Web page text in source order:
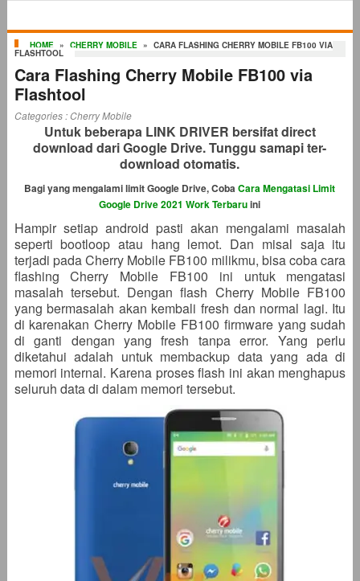
HOME » CHERRY MOBILE » CARA FLASHING CHERRY MOBILE FB100 VIA
FLASHTOOL
Cara Flashing Cherry Mobile FB100 via
Flashtool
Categories : Cherry Mobile
Untuk beberapa LINK DRIVER bersifat direct
download dari Google Drive. Tunggu samapi ter-
download otomatis.
Bagi yang mengalami limit Google Drive, CobaCara Mengatasi Limit
Google Drive 2021 Work Terbaruini
Hampir setiap android pasti akan mengalami masalah
seperti bootloop atau hang lemot. Dan misal saja itu
terjadi pada Cherry Mobile FB100 milikmu, bisa coba cara
flashing Cherry Mobile FB100 ini untuk mengatasi
masalah tersebut. Dengan flash Cherry Mobile FB100
yang bermasalah akan kembali fresh dan normal lagi. Itu
di karenakan Cherry Mobile FB100 firmware yang sudah
di ganti dengan yang fresh tanpa error. Yang perlu
diketahui adalah untuk membackup data yang ada di
memori internal. Karena proses flash ini akan menghapus
seluruh data di dalam memori tersebut.